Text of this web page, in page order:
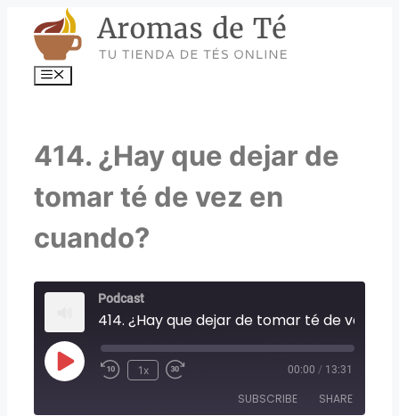
content
Menu
414. ¿Hay que dejar de
tomar té de vez en
cuando?
Podcast
Play
Episode
1x 00:00 / 13:31
SUBSCRIBE SHARE